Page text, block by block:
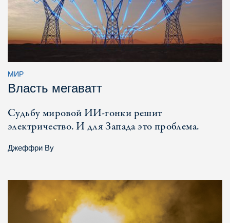
МИР
Власть мегаватт
Судьбу мировой ИИ-гонки решит
электричество. И для Запада это проблема.
Джеффри Ву